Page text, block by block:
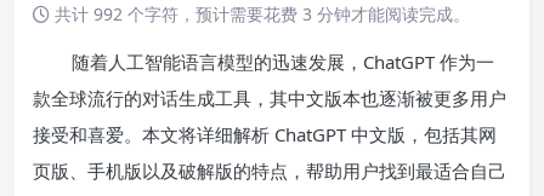
共计 992 个字符，预计需要花费 3 分钟才能阅读完成。
随着人工智能语言模型的迅速发展，ChatGPT 作为一
款全球流行的对话生成工具，其中文版本也逐渐被更多用户
接受和喜爱。本文将详细解析 ChatGPT 中文版，包括其网
页版、手机版以及破解版的特点，帮助用户找到最适合自己